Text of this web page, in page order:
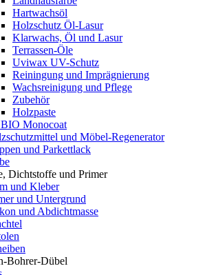
Hartwachsöl
Holzschutz Öl-Lasur
Klarwachs, Öl und Lasur
Terrassen-Öle
Uviwax UV-Schutz
Reiningung und Imprägnierung
Wachsreinigung und Pflege
Zubehör
Holzpaste
Monocoat
und Möbel-Regenerator
und Parkettlack
Dichtstoffe und Primer
und Kleber
und Untergrund
und Abdichtmasse
Bohrer-Dübel